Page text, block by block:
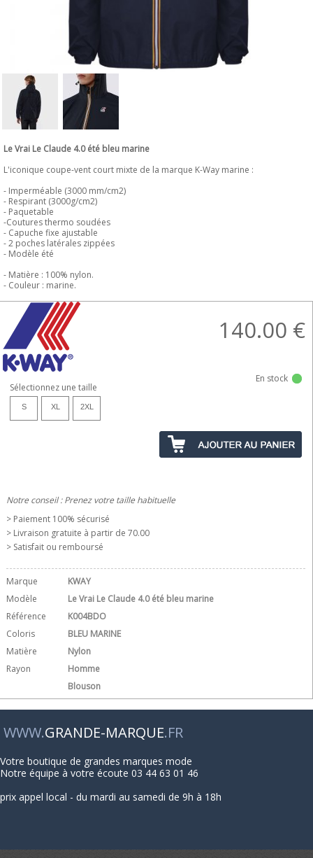
Le Vrai Le Claude 4.0 été bleu marine
L'iconique coupe-vent court mixte de la marque K-Way marine :
- Imperméable (3000 mm/cm2)
- Respirant (3000g/cm2)
- Paquetable
-Coutures thermo soudées
- Capuche fixe ajustable
- 2 poches latérales zippées
- Modèle été
- Matière : 100% nylon.
- Couleur : marine.
140.00 €
En stock
Sélectionnez une taille
S XL 2XL
Notre conseil : Prenez votre taille habituelle
> Paiement 100% sécurisé
> Livraison gratuite à partir de 70.00 
> Satisfait ou remboursé
Marque
KWAY
Modèle
Le Vrai Le Claude 4.0 été bleu marine
Référence
K004BDO
Coloris
BLEU MARINE
Matière
Nylon
Rayon
Homme
Blouson
WWW.GRANDE-MARQUE.FR
Votre boutique de grandes marques mode
Notre équipe à votre écoute 03 44 63 01 46
prix appel local - du mardi au samedi de 9h à 18h